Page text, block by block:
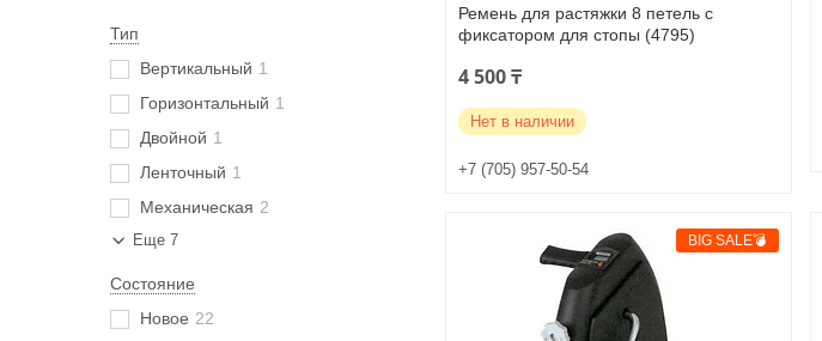
Тип
Вертикальный 1
Горизонтальный 1
Двойной 1
Ленточный 1
Механическая 2
Еще 7
Состояние
Новое 22
Ремень для растяжки 8 петель с
фиксатором для стопы (4795)
4 500 ₸
Нет в наличии
+7 (705) 957-50-54
BIG SALE💣